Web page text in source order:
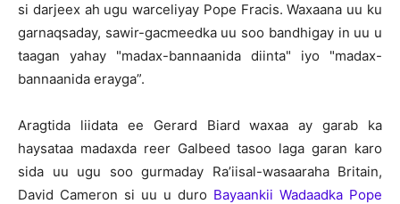
si darjeex ah ugu warceliyay Pope Fracis. Waxaana uu ku
garnaqsaday, sawir-gacmeedka uu soo bandhigay in uu u
taagan yahay "madax-bannaanida diinta" iyo "madax-
bannaanida erayga”.
Aragtida liidata ee Gerard Biard waxaa ay garab ka
haysataa madaxda reer Galbeed tasoo laga garan karo
sida uu ugu soo gurmaday Ra’iisal-wasaaraha Britain,
David Cameron si uu u duro Bayaankii Wadaadka Pope